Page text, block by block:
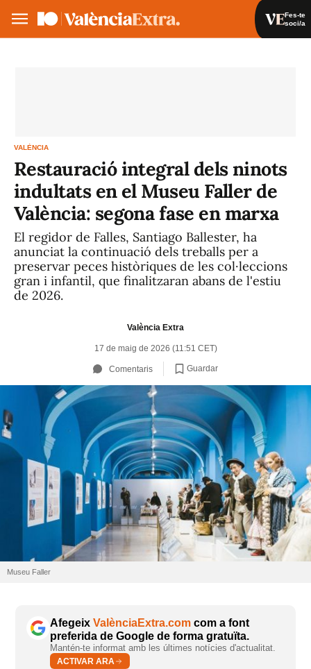
Fes-te
soci/a
VALÈNCIA
Restauració integral dels ninots
indultats en el Museu Faller de
València: segona fase en marxa
El regidor de Falles, Santiago Ballester, ha
anunciat la continuació dels treballs per a
preservar peces històriques de les col·leccions
gran i infantil, que finalitzaran abans de l'estiu
de 2026.
València Extra
17 de maig de 2026 (11:51 CET)
Comentaris Guardar
Museu Faller
Afegeix ValènciaExtra.com com a font
preferida de Google de forma gratuïta.
Mantén-te informat amb les últimes notícies d'actualitat.
ACTIVAR ARA